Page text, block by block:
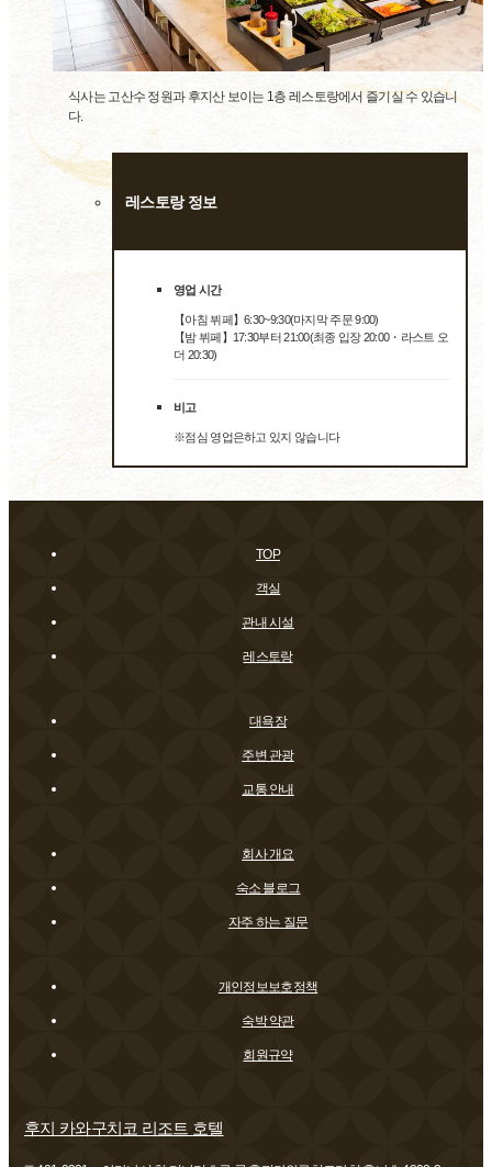
식사는 고산수 정원과 후지산 보이는 1층 레스토랑에서 즐기실 수 있습니
다.
레스토랑 정보
영업 시간
【아침 뷔페】6:30~9:30(마지막 주문 9:00)
【밤 뷔페】17:30부터 21:00(최종 입장 20:00・라스트 오
더 20:30)
비고
※점심 영업은하고 있지 않습니다
TOP
객실
관내 시설
레스토랑
대욕장
주변 관광
교통 안내
회사 개요
숙소 블로그
자주 하는 질문
개인정보보호정책
숙박 약관
회원규약
후지 카와구치코 리조트 호텔